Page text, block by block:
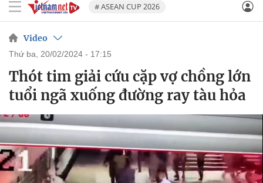
# ASEAN CUP 2026
Video
thứ ba, 20/02/2024 - 17:15
Thót tim giải cứu cặp vợ chồng lớn
tuổi ngã xuống đường ray tàu hỏa